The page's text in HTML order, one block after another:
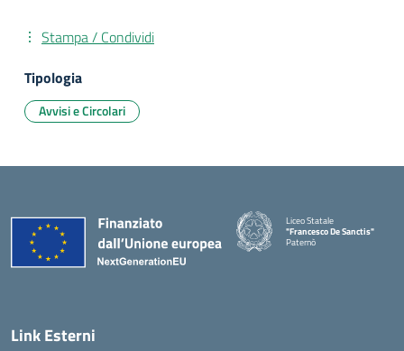
Stampa / Condividi
Tipologia
Avvisi e Circolari
Liceo Statale
"Francesco De Sanctis"
Paternò
Link Esterni